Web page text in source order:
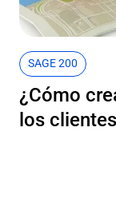
SAGE 200
¿Cómo
los